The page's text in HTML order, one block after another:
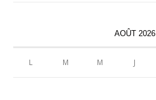
AOÛT 2026
L M M J